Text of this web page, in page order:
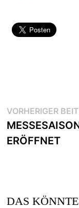
VORHERIGER
ERÖFFNET
DAS